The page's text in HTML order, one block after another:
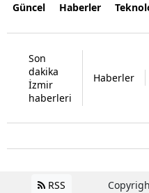
Güncel Haberler
Son
dakika
İzmir
haberleri
Haberler
RSS